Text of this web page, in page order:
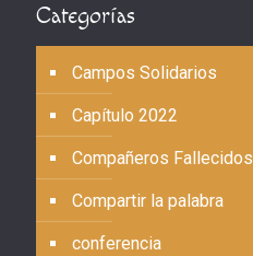
Categorías
Campos Solidarios
Capítulo 2022
Compañeros Fallecidos
Compartir la palabra
conferencia